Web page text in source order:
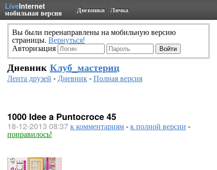
LiveInternet
мобильная версия Дневники Личка
Вы были перенаправлены на мобильную версию
страницы. Вернуться!
Авторизация
Дневник Клуб_мастериц
Лента друзей -Дневник-Полная версия
1000 Idee a Puntocroce 45
18-12-2013 08:37к комментариям-к полной версии -
понравилось!